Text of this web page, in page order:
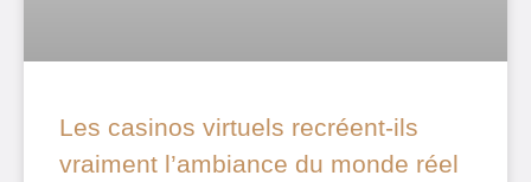
Les casinos virtuels recréent-ils
vraiment l’ambiance du monde réel